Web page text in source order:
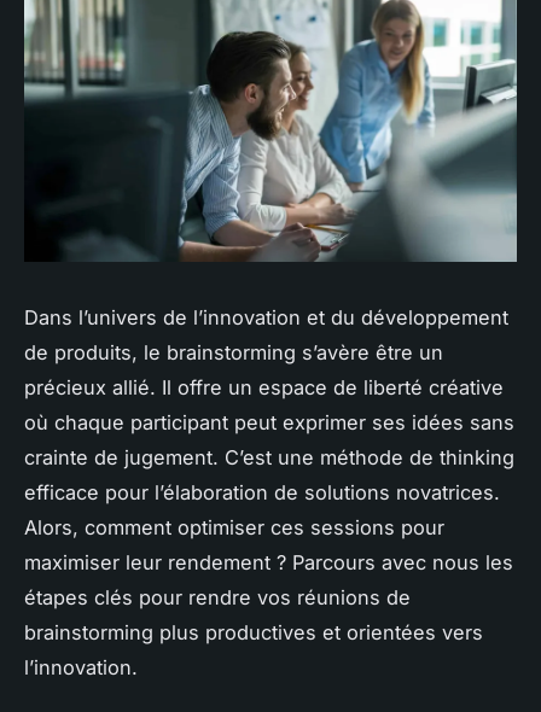
Dans l’univers de l’innovation et du développement
de produits, le brainstorming s’avère être un
précieux allié. Il offre un espace de liberté créative
où chaque participant peut exprimer ses idées sans
crainte de jugement. C’est une méthode de thinking
efficace pour l’élaboration de solutions novatrices.
Alors, comment optimiser ces sessions pour
maximiser leur rendement ? Parcours avec nous les
étapes clés pour rendre vos réunions de
brainstorming plus productives et orientées vers
l’innovation.